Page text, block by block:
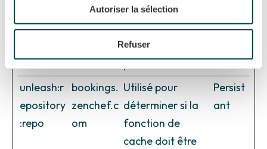
Autoriser la sélection
Refuser
d'utilisation de
cookies pour le
domaine actuel
par l'utilisateur
unleash:r
epository
:repo
bookings.
zenchef.c
om
Utilisé pour
déterminer si la
fonction de
cache doit être
Persist
ant